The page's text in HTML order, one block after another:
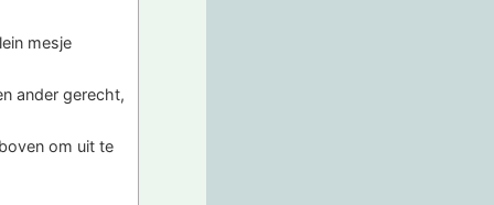
mesje
ander gerecht,
om uit te